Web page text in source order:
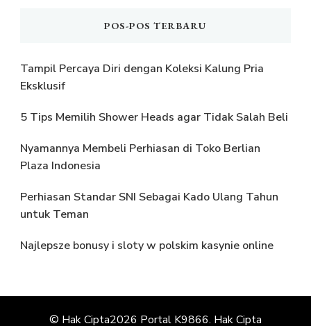
POS-POS TERBARU
Tampil Percaya Diri dengan Koleksi Kalung Pria
Eksklusif
5 Tips Memilih Shower Heads agar Tidak Salah Beli
Nyamannya Membeli Perhiasan di Toko Berlian
Plaza Indonesia
Perhiasan Standar SNI Sebagai Kado Ulang Tahun
untuk Teman
Najlepsze bonusy i sloty w polskim kasynie online
© Hak Cipta2026 Portal K9866. Hak Cipta